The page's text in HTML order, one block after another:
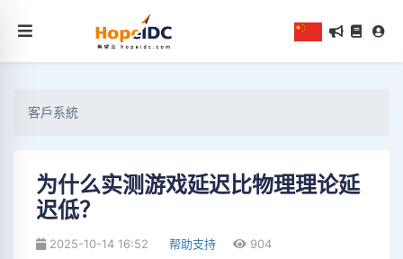
客戶系統
为什么实测游戏延迟比物理理论延
迟低？
2025-10-14 16:52 帮助支持 904